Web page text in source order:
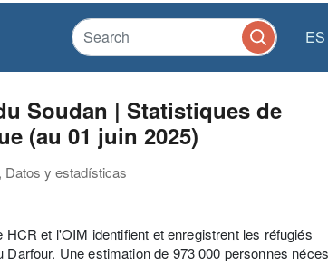
ES
Soudan | Statistiques de
(au 01 juin 2025)
Datos y estadísticas
et l'OIM identifient et enregistrent les réfugiés
Une estimation de 973 000 personnes